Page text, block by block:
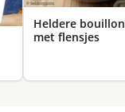
Heldere bouillon
met flensjes